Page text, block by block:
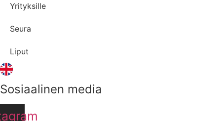
Yrityksille
Seura
Liput
Sosiaalinen media